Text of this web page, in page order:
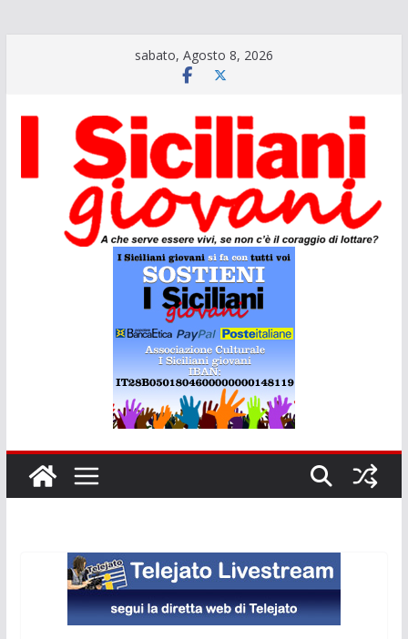
sabato, Agosto 8, 2026